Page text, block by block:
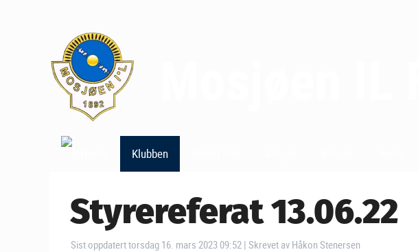
Klubben
Styrereferat 13.06.22
Sist oppdatert torsdag 16. mars 2023 09:52 | Skrevet av Håkon Stenersen